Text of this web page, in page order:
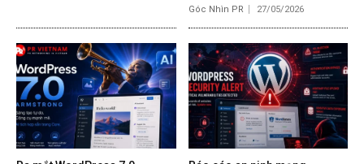
Góc Nhìn PR 27/05/2026